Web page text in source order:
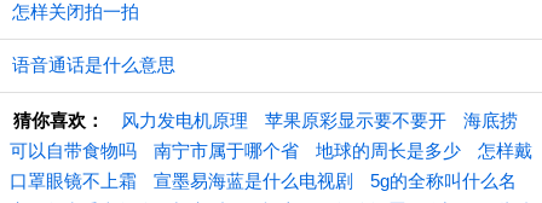
怎样关闭拍一拍
语音通话是什么意思
猜你喜欢： 风力发电机原理 苹果原彩显示要不要开
海底捞
可以自带食物吗
南宁市属于哪个省 地球的周长是多少
怎样戴
口罩眼镜不上霜
宣墨易海蓝是什么电视剧
5g的全称叫什么名